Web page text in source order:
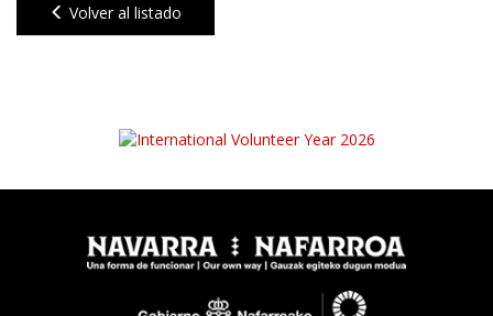
Volver al listado